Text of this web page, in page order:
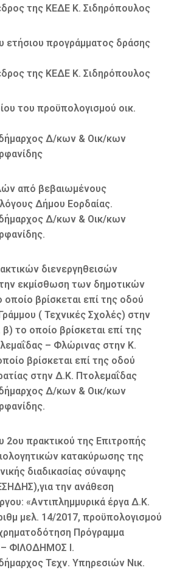
της ΚΕΔΕ Κ. Σιδηρόπουλος
ετήσιου προγράμματος δράσης
της ΚΕΔΕ Κ. Σιδηρόπουλος
του προϋπολογισμού οικ.
Δ/κων & Οικ/κων
από βεβαιωμένους
Δήμου Εορδαίας.
Δ/κων & Οικ/κων
διενεργηθεισών
εκμίσθωση των δημοτικών
βρίσκεται επί της οδού
( Τεχνικές Σχολές) στην
το οποίο βρίσκεται επί της
– Φλώρινας στην Κ.
βρίσκεται επί της οδού
στην Δ.Κ. Πτολεμαΐδας
Δ/κων & Οικ/κων
2ου πρακτικού της Επιτροπής
κατακύρωσης της
διαδικασίας σύναψης
την ανάθεση
«Αντιπλημμυρικά έργα Δ.Κ.
μελ. 14/2017, προϋπολογισμού
Πρόγραμμα
ΦΙΛΟΔΗΜΟΣ Ι.
Τεχν. Υπηρεσιών Νικ.